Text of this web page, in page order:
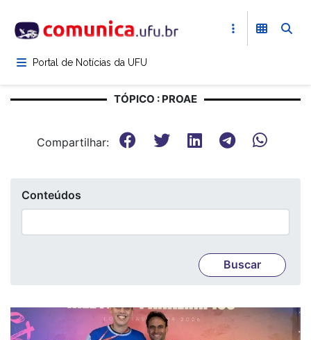
para
conteúdoPortal de Notícias da UFU
TÓPICO : PROAE
Compartilhar:
Conteúdos